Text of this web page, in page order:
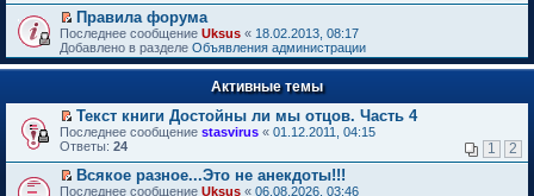
й
т
и
к
п
в
о
м
у
н
е
П
е
р
е
т
и
к
п
р
в
Правила форума
Последнее сообщение Uksus « 18.02.2013, 08:17
Добавлено в разделе Объявления администрации
Активные темы
П
е
е
й
Текст книги Достойны ли мы отцов. Часть 4
Последнее сообщение stasvirus « 01.12.2011, 04:15
Ответы: 24 1 2
П
Всякое разное...Это не анекдоты!!!
Последнее сообщение Uksus « 06.08.2026, 03:46